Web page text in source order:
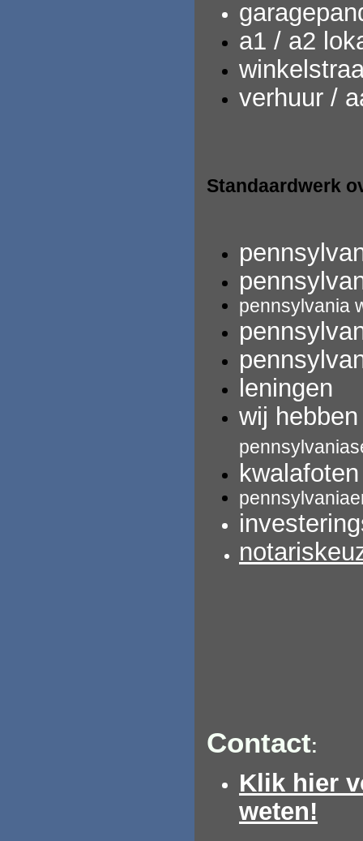
a1 / a2
verhuur /
Standaardwerk
pennsylvania
leningen
wij
Contact:
Klik hier
weten!